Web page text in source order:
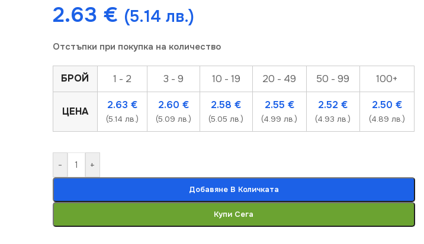
2.63 € (5.14 лв.)
Отстъпки при покупка на количество
БРОЙ 1 - 2 3 - 9 10 - 19 20 - 49 50 - 99 100+
ЦЕНА
2.63 €
(5.14 лв.)
2.60 €
(5.09 лв.)
2.58€
(5.05 лв.)
2.55 €
(4.99 лв.)
2.52€
(4.93 лв.)
2.50 €
(4.89 лв.)
- +
Добавяне В Количката
Купи Сега